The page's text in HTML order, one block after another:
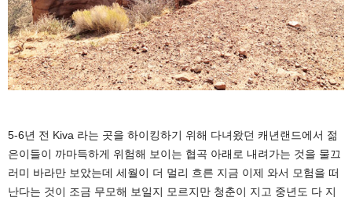
5-6년 전 Kiva 라는 곳을 하이킹하기 위해 다녀왔던 캐년랜드에서 젊
은이들이 까마득하게 위험해 보이는 협곡 아래로 내려가는 것을 물끄
러미 바라만 보았는데 세월이 더 멀리 흐른 지금 이제 와서 모험을 떠
난다는 것이 조금 무모해 보일지 모르지만 청춘이 지고 중년도 다 지